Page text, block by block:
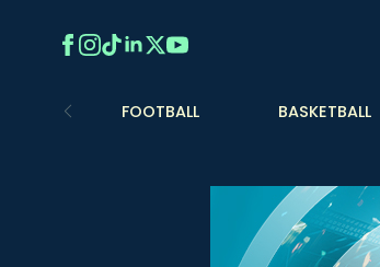
FOOTBALL BASKETBALL